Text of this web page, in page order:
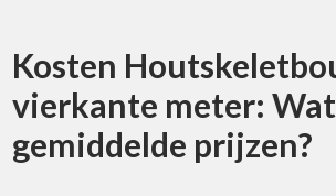
Kosten
vierkante meter:
gemiddelde prijzen?